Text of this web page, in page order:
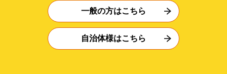
一般の方はこちら
自治体様はこちら